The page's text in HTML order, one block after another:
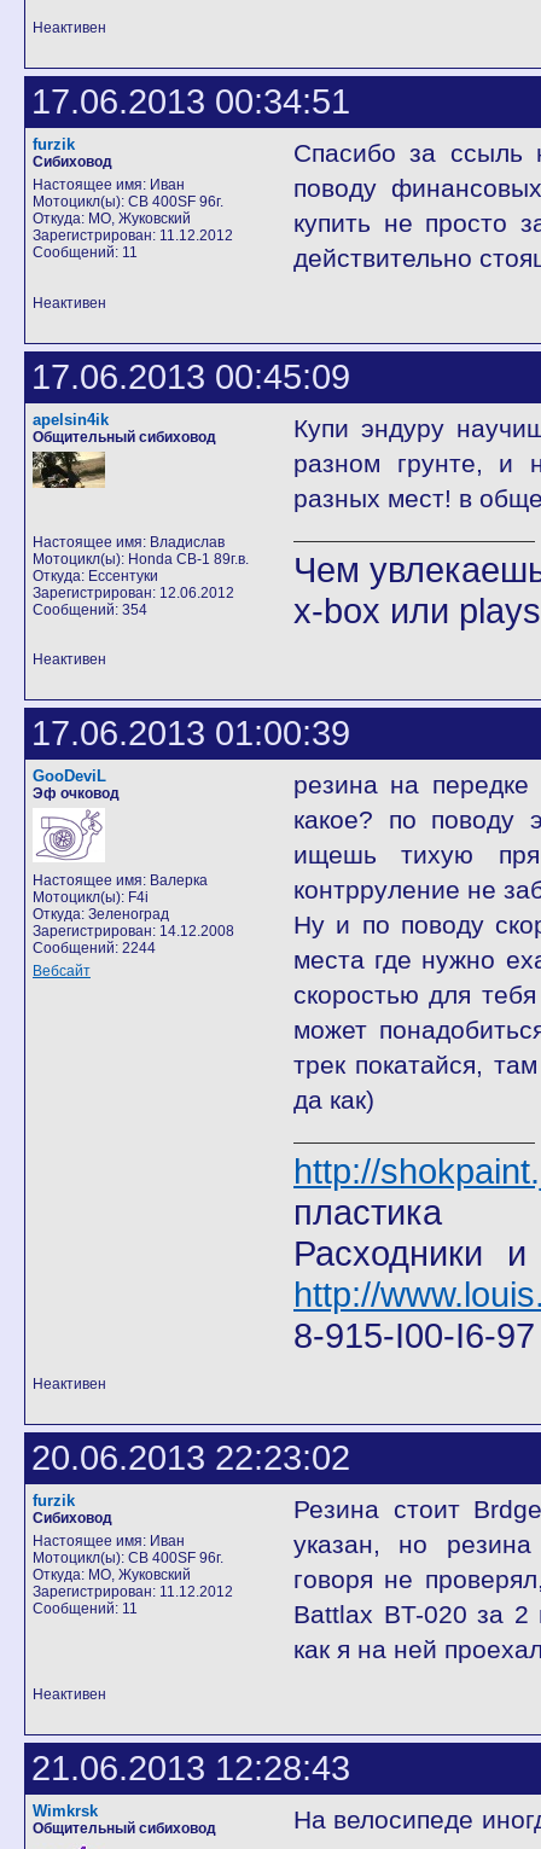
Неактивен
17.06.2013 00:34:51
furzik
Сибиховод
Настоящее имя: Иван
Мотоцикл(ы): CB 400SF 96г.
Откуда: МО, Жуковский
Зарегистрирован: 11.12.2012
Сообщений: 11
Спасибо за ссыль
поводу
купить не просто
действительно
Неактивен
17.06.2013 00:45:09
apelsin4ik
Общительный сибиховод
Настоящее имя: Владислав
Мотоцикл(ы): Honda CB-1 89г.в.
Откуда: Ессентуки
Зарегистрирован: 12.06.2012
Сообщений: 354
Купи эндуру
разном грунте, и
разных мест! в
Чем
x-box или
Неактивен
17.06.2013 01:00:39
GooDeviL
Эф очковод
Настоящее имя: Валерка
Мотоцикл(ы): F4i
Откуда: Зеленоград
Зарегистрирован: 14.12.2008
Сообщений: 2244
Вебсайт
резина на
какое? по поводу
ищешь тихую
контрруление не
Ну и по поводу
места где нужно
скоростью для
может
трек покатайся,
да как)
http://
пластика
Расходники
http://
8-915-I00-I6-
Неактивен
20.06.2013 22:23:02
furzik
Сибиховод
Настоящее имя: Иван
Мотоцикл(ы): CB 400SF 96г.
Откуда: МО, Жуковский
Зарегистрирован: 11.12.2012
Сообщений: 11
Резина стоит
указан, но
говоря не
Battlax BT-020 за 2
как я на ней
Неактивен
21.06.2013 12:28:43
Wimkrsk
Общительный сибиховод
На велосипеде